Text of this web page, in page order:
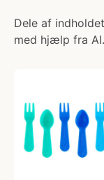
Dele af
med hjælp fra AI.